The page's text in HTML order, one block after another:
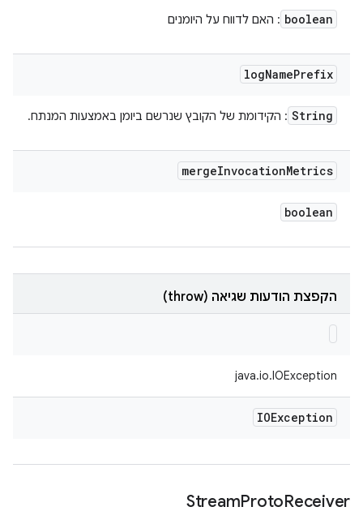
boolean : האם לדווח על היומנים
logNamePrefix
String : הקידומת של הקובץ שנרשם ביומן באמצעות המנתח.
mergeInvocationMetrics
boolean
הקפצת הודעות שגיאה (throw)
java.io.IOException
IOException
StreamProtoReceiver